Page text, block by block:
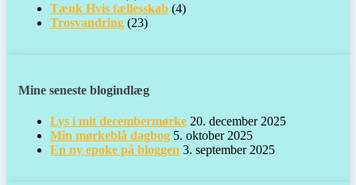
Tænk Hvis fællesskab (4)
Trosvandring (23)
Mine seneste blogindlæg
Lys i mit decembermørke 20. december 2025
Min mørkeblå dagbog 5. oktober 2025
En ny epoke på bloggen 3. september 2025